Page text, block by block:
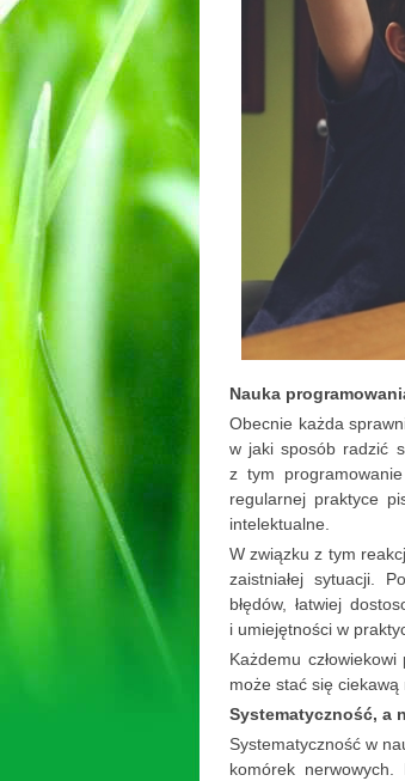
Nauka
Obecnie każda
w jaki sposób radzić
z tym
regularnej praktyce
intelektualne.
W związku z tym
zaistniałej sytuacji.
błędów, łatwiej
i umiejętności w
Każdemu
może stać się
Systematyczność, a
Systematyczność w
komórek nerwowych.